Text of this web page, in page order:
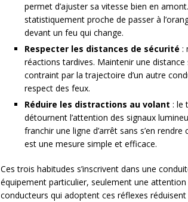
permet d’ajuster sa vitesse bien en
statistiquement proche de passer à
devant un feu qui change.
Respecter les distances de sécurité :
réactions tardives. Maintenir une
contraint par la trajectoire d’un autre
respect des feux.
Réduire les distractions au volant : le
détournent l’attention des signaux
franchir une ligne d’arrêt sans s’en
est une mesure simple et efficace.
Ces trois habitudes s’inscrivent dans une
équipement particulier, seulement une
conducteurs qui adoptent ces réflexes